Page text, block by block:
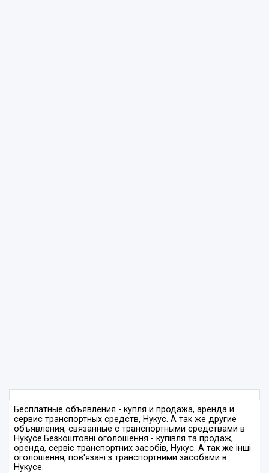
Бесплатные объявления - купля и продажа, аренда и
сервис транспортных средств, Нукус. А так же другие
объявления, связанные с транспортными средствами в
Нукусе.Безкоштовні оголошення - купівля та продаж,
оренда, сервіс транспортних засобів, Нукус. А так же інші
оголошення, пов'язані з транспортними засобами в
Нукусе.